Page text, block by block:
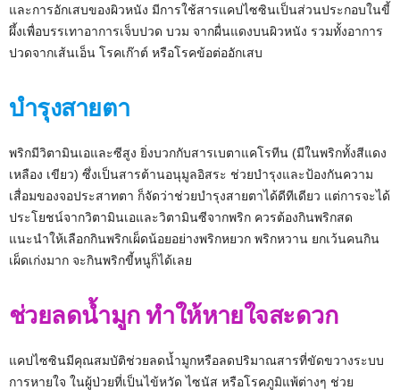
และการอักเสบของผิวหนัง มีการใช้สารแคปไซซินเป็นส่วนประกอบในขี้
ผึ้งเพื่อบรรเทาอาการเจ็บปวด บวม จากผื่นแดงบนผิวหนัง รวมทั้งอาการ
ปวดจากเส้นเอ็น โรคเก๊าต์ หรือโรคข้อต่ออักเสบ
บำรุงสายตา
พริกมีวิตามินเอและซีสูง ยิ่งบวกกับสารเบตาแคโรทีน (มีในพริกทั้งสีแดง
เหลือง เขียว) ซึ่งเป็นสารต้านอนุมูลอิสระ ช่วยบำรุงและป้องกันความ
เสื่อมของจอประสาทตา ก็จัดว่าช่วยบำรุงสายตาได้ดีทีเดียว แต่การจะได้
ประโยชน์จากวิตามินเอและวิตามินซีจากพริก ควรต้องกินพริกสด
แนะนำให้เลือกกินพริกเผ็ดน้อยอย่างพริกหยวก พริกหวาน ยกเว้นคนกิน
เผ็ดเก่งมาก จะกินพริกขี้หนูก็ได้เลย
ช่วยลดน้ำมูก ทำให้หายใจสะดวก
แคปไซซินมีคุณสมบัติช่วยลดน้ำมูกหรือลดปริมาณสารที่ขัดขวางระบบ
การหายใจ ในผู้ป่วยที่เป็นไข้หวัด ไซนัส หรือโรคภูมิแพ้ต่างๆ ช่วย